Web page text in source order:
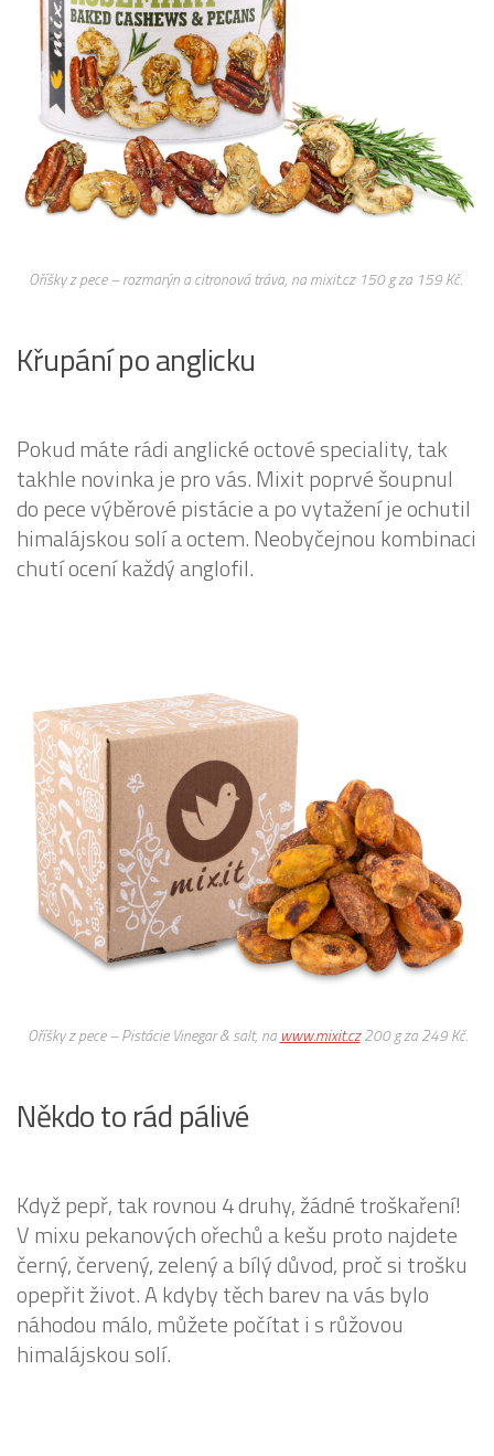
Oříšky z pece – rozmarýn a citronová tráva, na mixit.cz 150 g za 159 Kč.
Křupání po anglicku
Pokud máte rádi anglické octové speciality, tak
takhle novinka je pro vás. Mixit poprvé šoupnul
do pece výběrové pistácie a po vytažení je ochutil
himalájskou solí a octem. Neobyčejnou kombinaci
chutí ocení každý anglofil.
Oříšky z pece – Pistácie Vinegar & salt, na www.mixit.cz200 g za 249 Kč.
Někdo to rád pálivé
Když pepř, tak rovnou 4 druhy, žádné troškaření!
V mixu pekanových ořechů a kešu proto najdete
černý, červený, zelený a bílý důvod, proč si trošku
opepřit život. A kdyby těch barev na vás bylo
náhodou málo, můžete počítat i s růžovou
himalájskou solí.